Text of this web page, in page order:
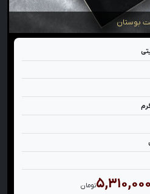
بوستان
۵,۳۱۰,۰۰۰تومان